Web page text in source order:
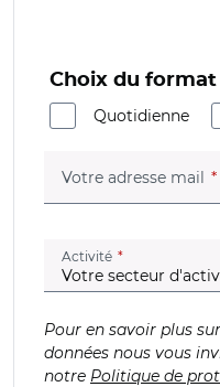
Choix du format
Quotidienne
Votre adresse mail
Activité (champ
Pour en savoir plus
données nous vous
notre Politique de